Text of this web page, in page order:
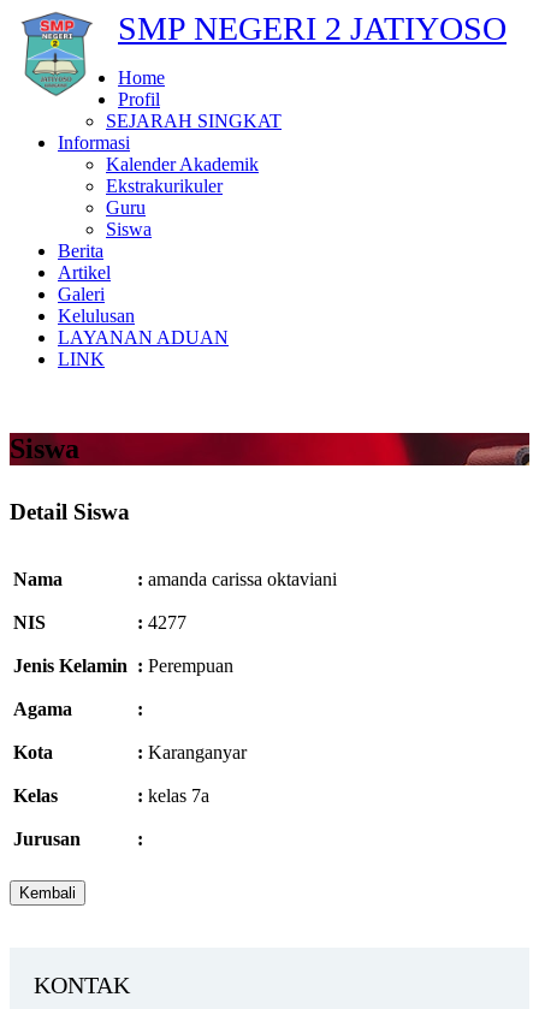
SMP NEGERI 2 JATIYOSO
Home
Profil
SEJARAH SINGKAT
Informasi
Kalender Akademik
Ekstrakurikuler
Guru
Siswa
Berita
Artikel
Galeri
Kelulusan
LAYANAN ADUAN
LINK
Siswa
Detail Siswa
Nama : amanda carissa oktaviani
NIS : 4277
Jenis Kelamin : Perempuan
Agama :
Kota : Karanganyar
Kelas : kelas 7a
Jurusan :
KONTAK